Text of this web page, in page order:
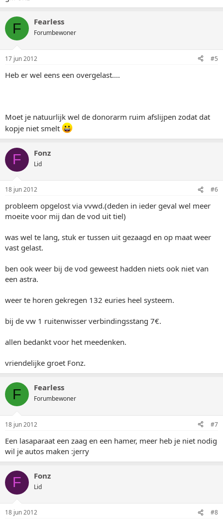
F Fearless
Forumbewoner
17 jun 2012 #5
Heb er wel eens een overgelast....
Moet je natuurlijk wel de donorarm ruim afslijpen zodat dat
kopje niet smelt
F Fonz
Lid
18 jun 2012 #6
probleem opgelost via vvwd.(deden in ieder geval wel meer
moeite voor mij dan de vod uit tiel)
was wel te lang, stuk er tussen uit gezaagd en op maat weer
vast gelast.
ben ook weer bij de vod geweest hadden niets ook niet van
een astra.
weer te horen gekregen 132 euries heel systeem.
bij de vw 1 ruitenwisser verbindingsstang 7€.
allen bedankt voor het meedenken.
vriendelijke groet Fonz.
F Fearless
Forumbewoner
18 jun 2012 #7
Een lasaparaat een zaag en een hamer, meer heb je niet nodig
wil je autos maken :jerry
F Fonz
Lid
18 jun 2012 #8